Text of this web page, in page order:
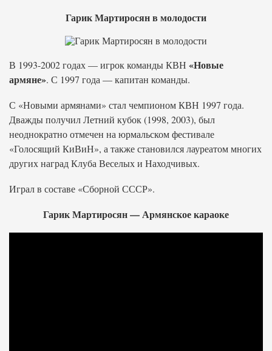
Гарик Мартиросян в молодости
В 1993-2002 годах — игрок команды КВН «Новые
армяне». С 1997 года — капитан команды.
С «Новыми армянами» стал чемпионом КВН 1997 года.
Дважды получил Летний кубок (1998, 2003), был
неоднократно отмечен на юрмальском фестивале
«Голосящий КиВиН», а также становился лауреатом многих
других наград Клуба Веселых и Находчивых.
Играл в составе «Сборной СССР».
Гарик Мартиросян — Армянское караоке